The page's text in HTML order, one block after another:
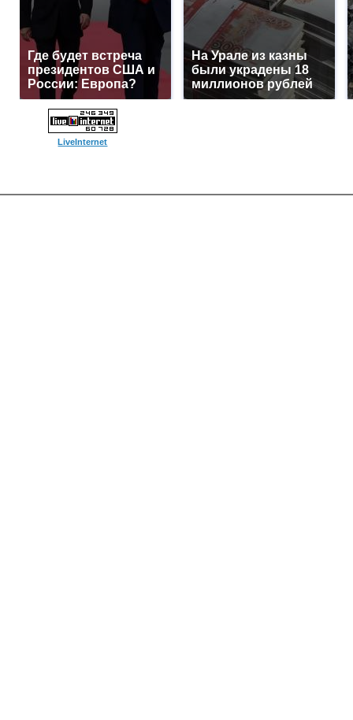
Где будет встреча
президентов США и
России: Европа?
На Урале из казны
были украдены 18
миллионов рублей
LiveInternet